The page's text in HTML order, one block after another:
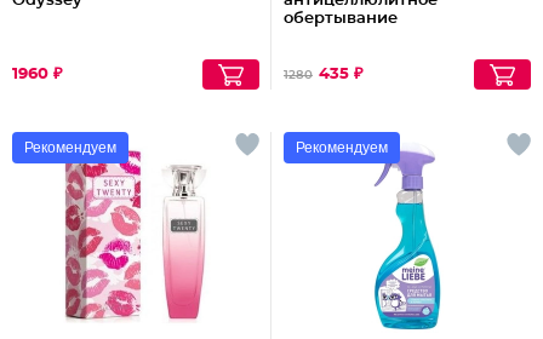
1960 ₽
обертывание
1280 435 ₽
Рекомендуем Рекомендуем